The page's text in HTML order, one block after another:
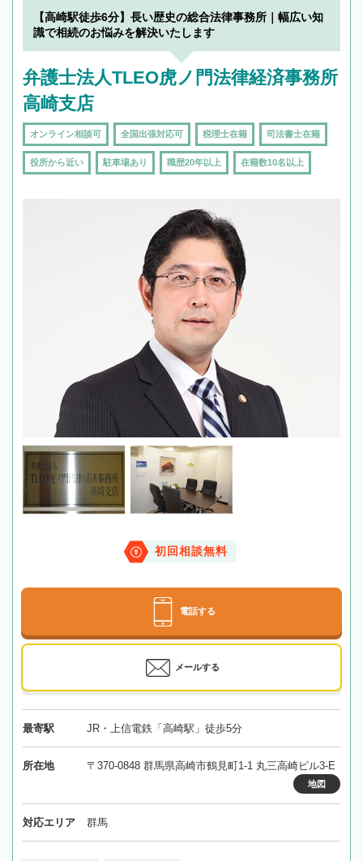
でフィーリングも重要です。実際に電話や面談
で複数の弁護士と会話をしてウマが合う方に依
【高崎駅徒歩6分】長い歴史の総合法律事務所｜幅広い知
識で相続のお悩みを解決いたします
弁護士法人TLEO虎ノ門法律経済事務所
高崎支店
オンライン相談可 全国出張対応可 税理士在籍 司法書士在籍
役所から近い 駐車場あり 職歴20年以上 在籍数10名以上
初回相談無料
電話する
メールする
最寄駅 JR・上信電鉄「高崎駅」徒歩5分
所在地 〒370-0848 群馬県高崎市鶴見町1-1 丸三高崎ビル3-E
地図
対応エリア 群馬